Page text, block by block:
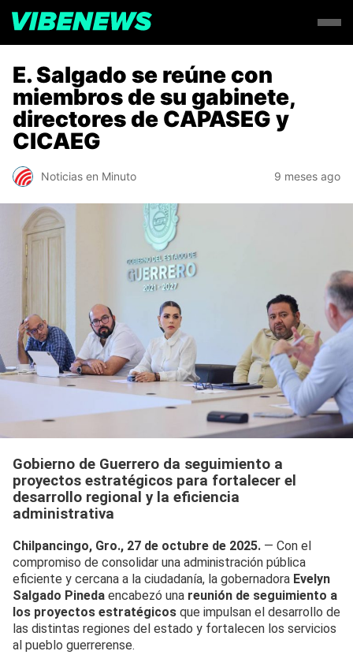
E. Salgado se reúne con
miembros de su gabinete,
directores de CAPASEG y
CICAEG
Noticias en Minuto 9 meses ago
Gobierno de Guerrero da seguimiento a
proyectos estratégicos para fortalecer el
desarrollo regional y la eficiencia
administrativa
Chilpancingo, Gro., 27 de octubre de 2025. — Con el
compromiso de consolidar una administración pública
eficiente y cercana a la ciudadanía, la gobernadora Evelyn
Salgado Pineda encabezó una reunión de seguimiento a
los proyectos estratégicos que impulsan el desarrollo de
las distintas regiones del estado y fortalecen los servicios
al pueblo guerrerense.